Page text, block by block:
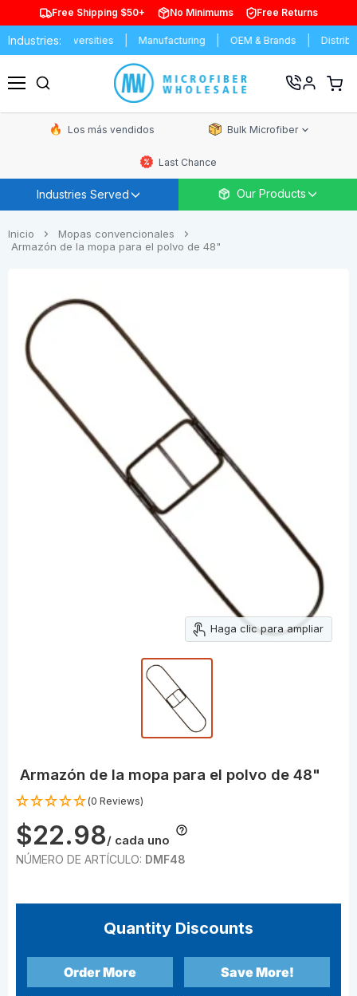
Free Shipping $50+ No Minimums Free Returns
Industries:& Universities Manufacturing OEM & Brands
Ver
Los más vendidos Bulk Microfiber
Last Chance
Industries Served Our Products
Inicio
Mopas convencionales
Armazón de la mopa para el polvo de 48"
Haga clic para ampliar
Armazón de la mopa para el polvo de 48"
(0 Reviews)
$22.98/ cada uno
NÚMERO DE ARTÍCULO: DMF48
Quantity Discounts
Order More Save More!